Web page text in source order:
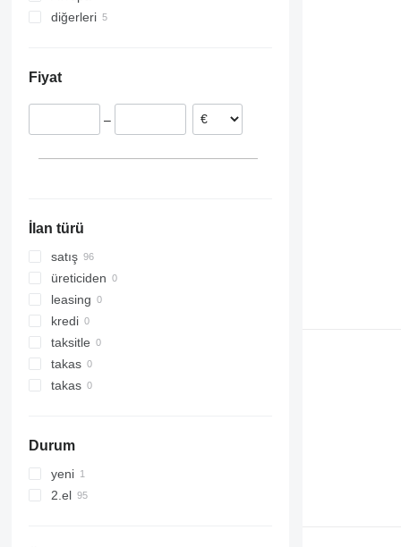
Romanya
Polonya
Belçika
diğerleri
Fiyat
–
İlan türü
satış
üreticiden
leasing
kredi
taksitle
takas
takas
Durum
yeni
2.el